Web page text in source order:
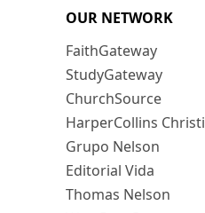
OUR NETWORK
FaithGateway
StudyGateway
ChurchSource
HarperCollins
Grupo Nelson
Editorial Vida
Thomas Nelson